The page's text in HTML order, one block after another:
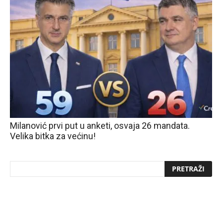
Milanović prvi put u anketi, osvaja 26 mandata.
Velika bitka za većinu!